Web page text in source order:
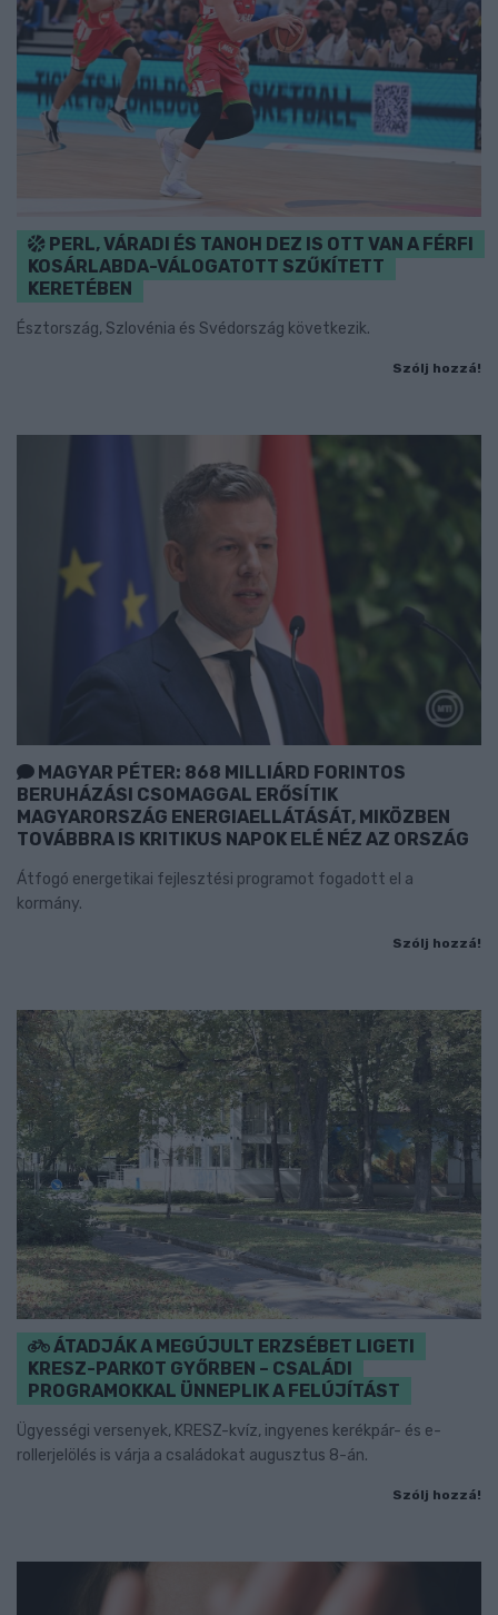
PERL, VÁRADI ÉS TANOH DEZ IS OTT VAN A FÉRFI
KOSÁRLABDA-VÁLOGATOTT SZŰKÍTETT
KERETÉBEN
Észtország, Szlovénia és Svédország következik.
Szólj hozzá!
MAGYAR PÉTER: 868 MILLIÁRD FORINTOS
BERUHÁZÁSI CSOMAGGAL ERŐSÍTIK
MAGYARORSZÁG ENERGIAELLÁTÁSÁT, MIKÖZBEN
TOVÁBBRA IS KRITIKUS NAPOK ELÉ NÉZ AZ ORSZÁG
Átfogó energetikai fejlesztési programot fogadott el a
kormány.
Szólj hozzá!
ÁTADJÁK A MEGÚJULT ERZSÉBET LIGETI
KRESZ-PARKOT GYŐRBEN – CSALÁDI
PROGRAMOKKAL ÜNNEPLIK A FELÚJÍTÁST
Ügyességi versenyek, KRESZ-kvíz, ingyenes kerékpár- és e-
rollerjelölés is várja a családokat augusztus 8-án.
Szólj hozzá!